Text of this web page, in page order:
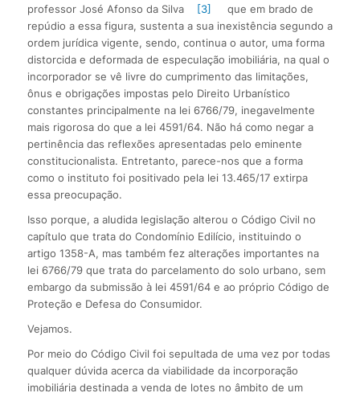
professor José Afonso da Silva
[3]
que em brado de
repúdio a essa figura, sustenta a sua inexistência segundo a
ordem jurídica vigente, sendo, continua o autor, uma forma
distorcida e deformada de especulação imobiliária, na qual o
incorporador se vê livre do cumprimento das limitações,
ônus e obrigações impostas pelo Direito Urbanístico
constantes principalmente na lei 6766/79, inegavelmente
mais rigorosa do que a lei 4591/64. Não há como negar a
pertinência das reflexões apresentadas pelo eminente
constitucionalista. Entretanto, parece-nos que a forma
como o instituto foi positivado pela lei 13.465/17 extirpa
essa preocupação.
Isso porque, a aludida legislação alterou o Código Civil no
capítulo que trata do Condomínio Edilício, instituindo o
artigo 1358-A, mas também fez alterações importantes na
lei 6766/79 que trata do parcelamento do solo urbano, sem
embargo da submissão à lei 4591/64 e ao próprio Código de
Proteção e Defesa do Consumidor.
Vejamos.
Por meio do Código Civil foi sepultada de uma vez por todas
qualquer dúvida acerca da viabilidade da incorporação
imobiliária destinada a venda de lotes no âmbito de um